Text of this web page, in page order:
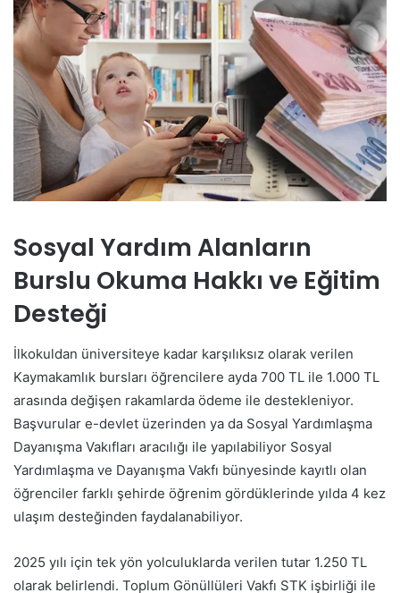
Sosyal Yardım Alanların
Burslu Okuma Hakkı ve Eğitim
Desteği
İlkokuldan üniversiteye kadar karşılıksız olarak verilen
Kaymakamlık bursları öğrencilere ayda 700 TL ile 1.000 TL
arasında değişen rakamlarda ödeme ile destekleniyor.
Başvurular e-devlet üzerinden ya da Sosyal Yardımlaşma
Dayanışma Vakıfları aracılığı ile yapılabiliyor Sosyal
Yardımlaşma ve Dayanışma Vakfı bünyesinde kayıtlı olan
öğrenciler farklı şehirde öğrenim gördüklerinde yılda 4 kez
ulaşım desteğinden faydalanabiliyor.
2025 yılı için tek yön yolculuklarda verilen tutar 1.250 TL
olarak belirlendi. Toplum Gönüllüleri Vakfı STK işbirliği ile